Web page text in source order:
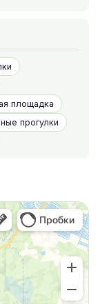
площадка
прогулки